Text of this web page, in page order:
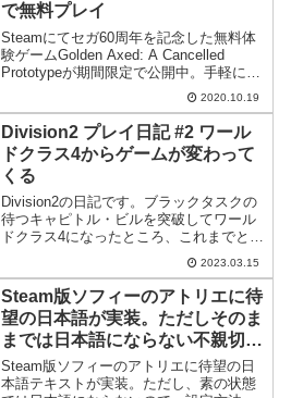
で無料プレイ
Steamにてセガ60周年を記念した無料体
験ゲームGolden Axed: A Cancelled
Prototypeが期間限定で公開中。手軽に遊
べるベルトスクロールアクションゲーム
2020.10.19
Division2 プレイ日記 #2 ワール
ドクラス4からゲームが変わって
くる
Division2の日記です。ブラックタスクの
待つキャピトル・ビルを突破してワール
ドクラス4になったところ、これまでとは
ゲーム性がガラッと変化した印象を持ち
2023.03.15
Steam版ソフィーのアトリエに待
望の日本語が実装。ただしそのま
までは日本語にならない不親切仕
様
Steam版ソフィーのアトリエに待望の日
本語テキストが実装。ただし、素の状態